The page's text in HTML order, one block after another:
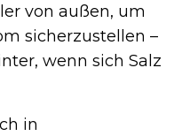
von außen, um
sicherzustellen –
wenn sich Salz
in